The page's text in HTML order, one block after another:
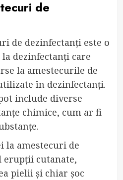
de
de dezinfectanți este o
dezinfectanți care
la amestecurile de
în dezinfectanți.
include diverse
chimice, cum ar fi
la amestecuri de
erupții cutanate,
pielii și chiar șoc